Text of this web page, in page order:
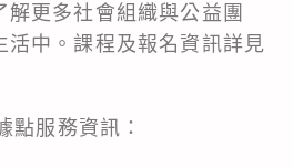
解更多社會組織與公益團
活中。課程及報名資訊詳見
點服務資訊：